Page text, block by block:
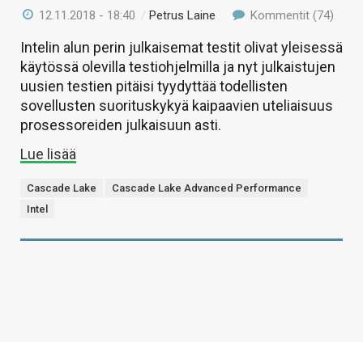
12.11.2018 - 18:40 /Petrus Laine Kommentit (74)
Intelin alun perin julkaisemat testit olivat yleisessä
käytössä olevilla testiohjelmilla ja nyt julkaistujen
uusien testien pitäisi tyydyttää todellisten
sovellusten suorituskykyä kaipaavien uteliaisuus
prosessoreiden julkaisuun asti.
Lue lisää
Cascade Lake
Cascade Lake Advanced Performance
Intel